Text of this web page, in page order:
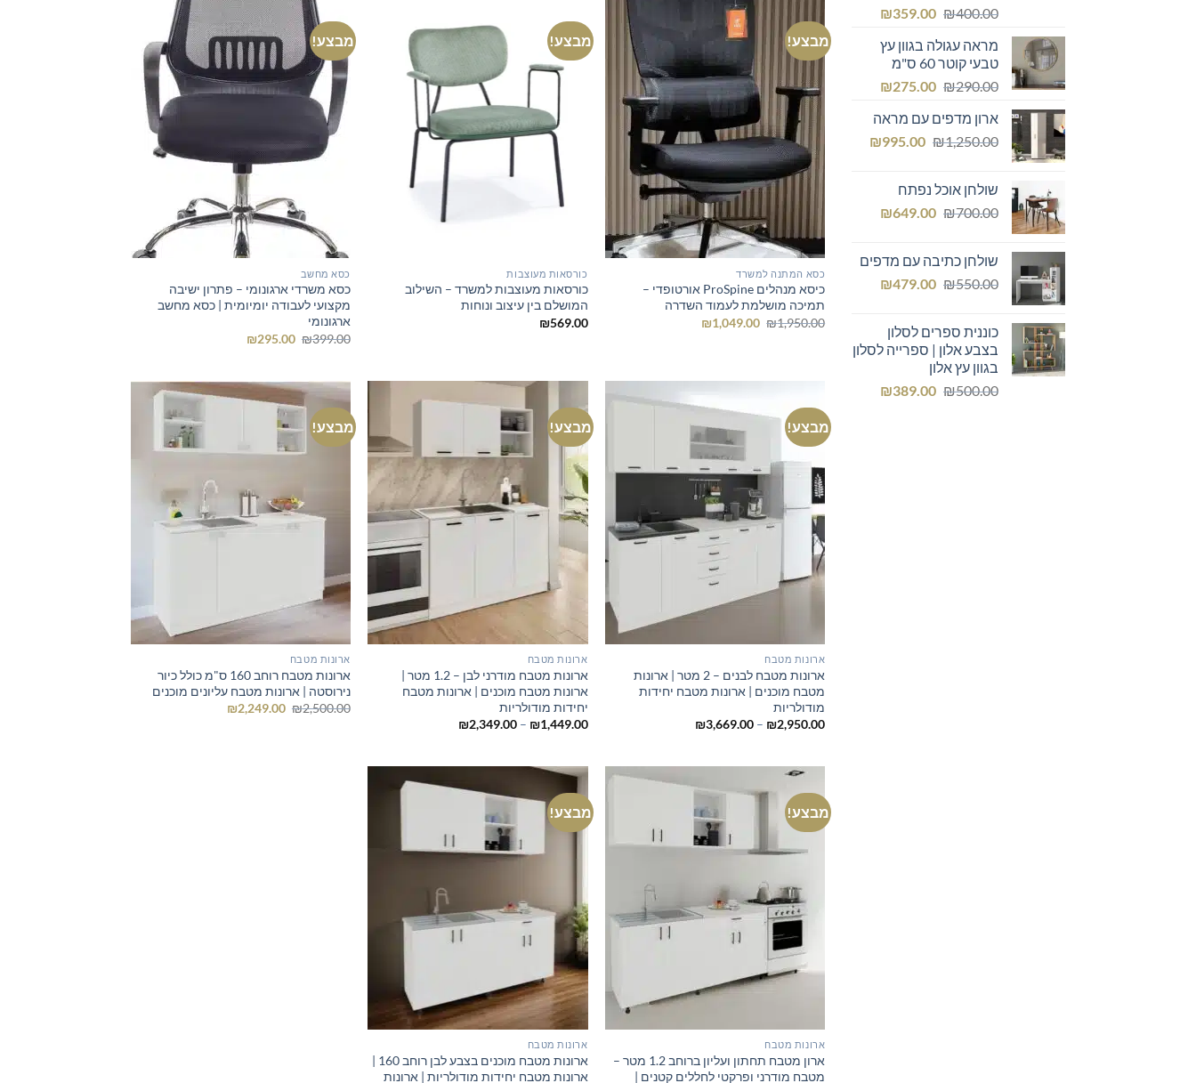
₪400.00
המחיר
היה:
₪400.00.
₪359.00
המחיר
הוא:מראה עגולה בגוון עץ
טבעי קוטר 60 ס"מ
₪290.00
המחיר
היה:
₪290.00.
₪275.00
המחיר
הוא:
₪275.00.
ארון מדפים עם מראה
₪1,250.00
המחיר
₪1,250.00.
₪995.00
המחיר
שולחן אוכל נפתח
₪700.00
המחיר
₪700.00.
₪649.00
המחיר
₪649.00.שולחן כתיבה עם מדפים
₪550.00
המחיר
₪550.00.
₪479.00
המחיר
כוננית ספרים לסלון
בצבע אלון | ספרייה לסלון
בגוון עץ אלון
₪500.00
המחיר ₪389.00
המחיר
₪389.00.
מבצע!
כסא המתנה למשרד
כיסא מנהלים ProSpine אורטופדי –
תמיכה מושלמת לעמוד השדרה
₪1,950.00
המחיר
₪1,049.00
מבצע!
כורסאות מעוצבות
כורסאות מעוצבות למשרד – השילוב
המושלם בין עיצוב ונוחות
₪569.00
מבצע!
כסא מחשב
כסא משרדי ארגונומי – פתרון ישיבה
מקצועי לעבודה יומיומית | כסא מחשב
ארגונומי
₪399.00
המחיר ₪295.00
מבצע!
ארונות מטבח
ארונות מטבח לבנים – 2 מטר | ארונות
מטבח מוכנים | ארונות מטבח יחידות
מודולריות
₪2,950.00
–
₪3,669.00
טווח
מבצע!
ארונות מטבח
ארונות מטבח מודרני לבן – 1.2 מטר |
ארונות מטבח מוכנים | ארונות מטבח
יחידות מודולריות
₪1,449.00
–
₪2,349.00
מבצע!
ארונות מטבח
ארונות מטבח רוחב 160 ס"מ כולל כיור
נירוסטה | ארונות מטבח עליונים מוכנים
₪2,500.00
המחיר
₪2,249.00
מבצע!
ארונות מטבח
ארון מטבח תחתון ועליון ברוחב 1.2 מטר –
מטבח מודרני ופרקטי לחללים קטנים |
מבצע!
ארונות מטבח
ארונות מטבח מוכנים בצבע לבן רוחב 160 |
ארונות מטבח יחידות מודולריות | ארונות